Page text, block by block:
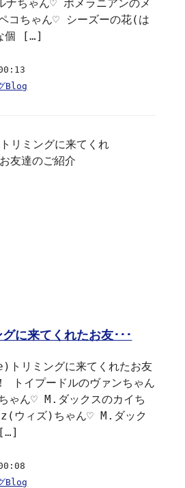
ナちゃん♡ ポメラニアンのメ
コちゃん♡ シーズーの花(は
個 […]
Blog
に来てくれたお友･･･
リミングに来てくれたお友
トイプードルのヴァンちゃん
ゃん♡ M.ダックスのカイち
ウィズ)ちゃん♡ M.ダック
[…]
Blog